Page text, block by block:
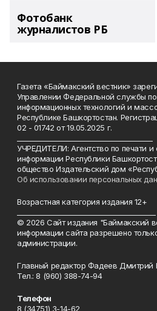
Фотобанк
журналистов РБ
Газета «Баймакский вестник»
Управлении Федеральной службы
информационных технологий и
Республике Башкортостан.
02 - 01742 от 19.05.2025 г.
УЧРЕДИТЕЛИ: Агентство по печати
информации Республики
общество Издательский дом
Об использовании персональных
Возрастная категория издания 12+
© 2026 Сайт издания "Баймакский
информации сайта разрешено
администрации.
Главный редактор Фадеев Дмитрий
Тел.: 8 (960) 388-74-94
Телефон
8 (34751) 3-14-62